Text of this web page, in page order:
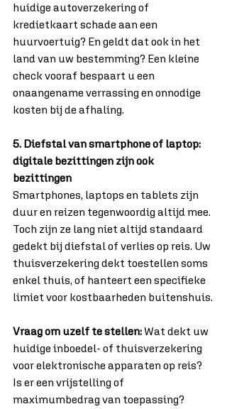
huidige autoverzekering of
kredietkaart schade aan een
huurvoertuig? En geldt dat ook in het
land van uw bestemming? Een kleine
check vooraf bespaart u een
onaangename verrassing en onnodige
kosten bij de afhaling.
5. Diefstal van smartphone of laptop:
digitale bezittingen zijn ook
bezittingen
Smartphones, laptops en tablets zijn
duur en reizen tegenwoordig altijd mee.
Toch zijn ze lang niet altijd standaard
gedekt bij diefstal of verlies op reis. Uw
thuisverzekering dekt toestellen soms
enkel thuis, of hanteert een specifieke
limiet voor kostbaarheden buitenshuis.
Vraag om uzelf te stellen: Wat dekt uw
huidige inboedel- of thuisverzekering
voor elektronische apparaten op reis?
Is er een vrijstelling of
maximumbedrag van toepassing?